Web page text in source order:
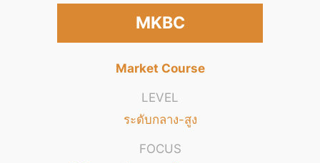
MKBC
Market Course
LEVEL
ระดับกลาง-สูง
FOCUS